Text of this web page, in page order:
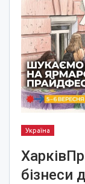
Україна
бізнеси